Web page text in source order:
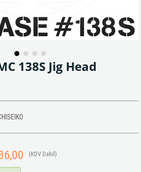
138S Jig Head
(KDV Dahil)